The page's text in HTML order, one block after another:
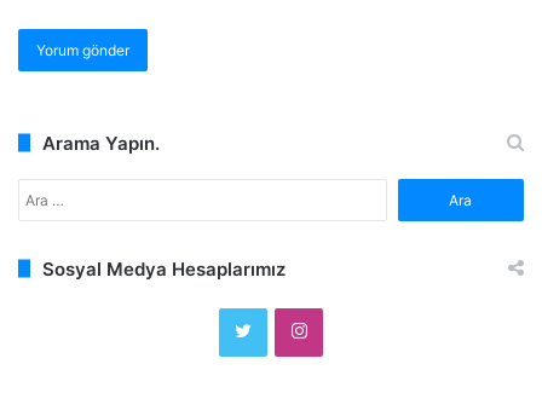
Arama Yapın.
Sosyal Medya Hesaplarımız
TwitterInstagram